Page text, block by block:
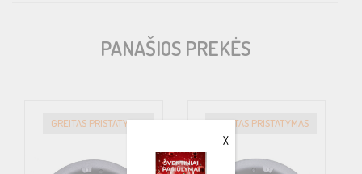
PANAŠIOS PREKĖS
GREITAS PRISTATYMAS GREITAS PRISTATYMAS
X